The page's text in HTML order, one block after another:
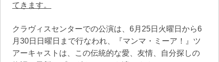
てきます。
クラヴィスセンターでの公演は、6月25日火曜日から6
月30日日曜日まで行なわれ、『マンマ・ミーア！』ツ
アーキャストは、この伝統的な愛、友情、自分探しの